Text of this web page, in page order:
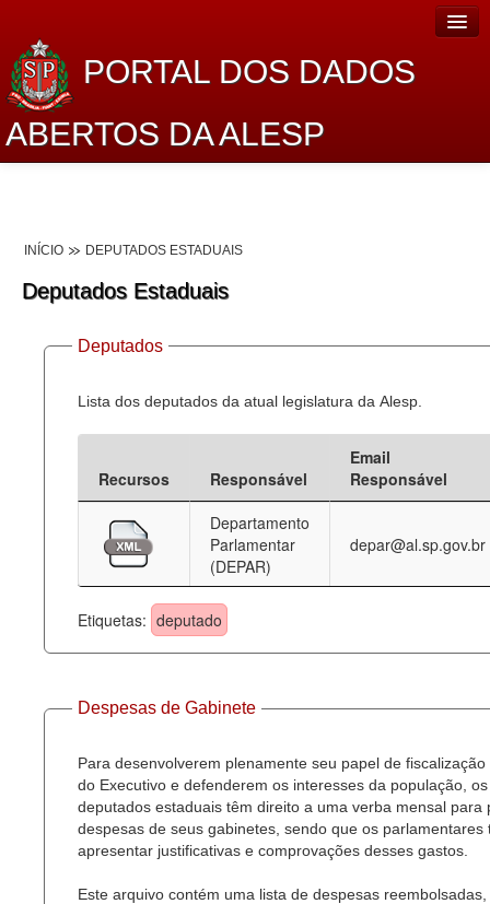
PORTAL DOS DADOS
ABERTOS DA ALESP
Lei de Acesso à Informação
Dados Governamentais Abertos
Planejamento
Catálogo de dados
Processo Legislativo
Deputados Estaduais
Administração
Legislação
Agenda
Perguntas frequentes
INÍCIO DEPUTADOS ESTADUAIS
Deputados Estaduais
Deputados
Lista dos deputados da atual legislatura da Alesp.
Recursos Responsável
Email
Responsável
Departamento
Parlamentar
(DEPAR)
depar@al.sp.gov.br
Etiquetas: deputado
Despesas de Gabinete
Para desenvolverem plenamente seu papel de fiscalização
do Executivo e defenderem os interesses da população, os
deputados estaduais têm direito a uma verba mensal para
despesas de seus gabinetes, sendo que os parlamentares
apresentar justificativas e comprovações desses gastos.
Este arquivo contém uma lista de despesas reembolsadas,